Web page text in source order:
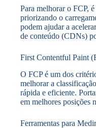
Para melhorar o FCP,
priorizando o
podem ajudar a
de conteúdo (CDNs)
First Contentful Paint
O FCP é um dos
melhorar a
rápida e eficiente.
em melhores posições
Ferramentas para